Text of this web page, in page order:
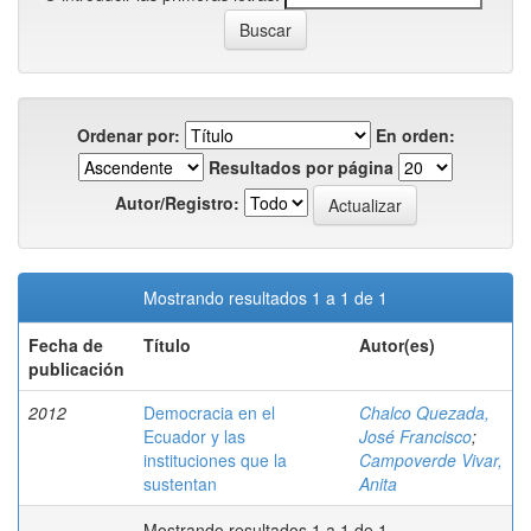
Ordenar por:
En orden:
Resultados por página
Autor/Registro:
Mostrando resultados 1 a 1 de 1
Fecha de
publicación
Título Autor(es)
2012
Democracia en el
Ecuador y las
instituciones que la
sustentan
Chalco Quezada,
José Francisco;
Campoverde Vivar,
Anita